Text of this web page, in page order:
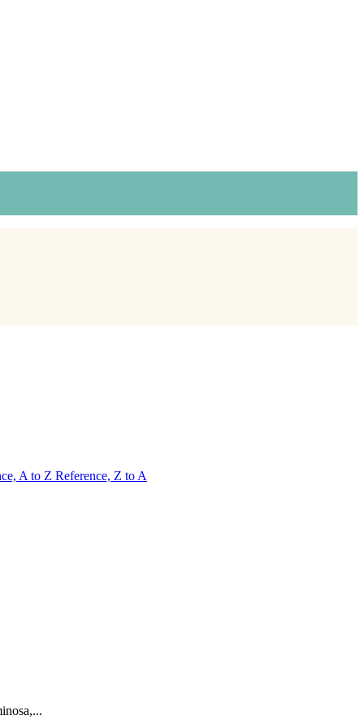
A to Z Reference, Z to A